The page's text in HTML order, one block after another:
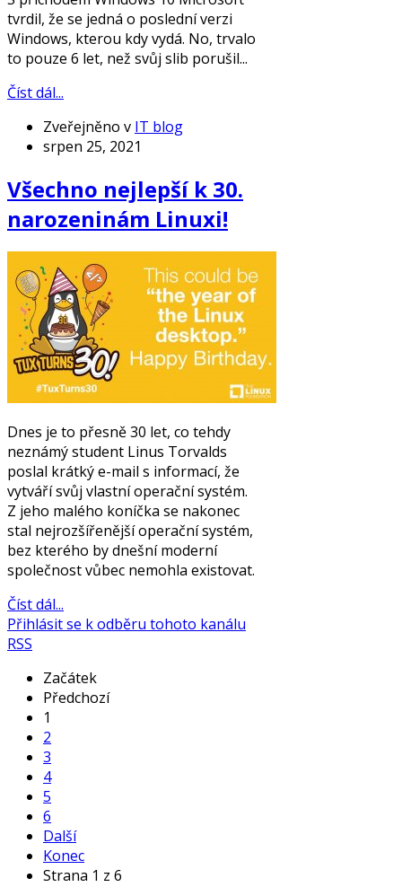
tvrdil, že se jedná o poslední verzi
Windows, kterou kdy vydá. No, trvalo
to pouze 6 let, než svůj slib porušil...
Číst dál...
Zveřejněno v IT blog
srpen 25, 2021
Všechno nejlepší k 30.
narozeninám Linuxi!
Dnes je to přesně 30 let, co tehdy
neznámý student Linus Torvalds
poslal krátký e-mail s informací, že
vytváří svůj vlastní operační systém.
Z jeho malého koníčka se nakonec
stal nejrozšířenější operační systém,
bez kterého by dnešní moderní
společnost vůbec nemohla existovat.
Číst dál...
Přihlásit se k odběru tohoto kanálu
RSS
Začátek
Předchozí
1
2
3
4
5
6
Další
Konec
Strana 1 z 6